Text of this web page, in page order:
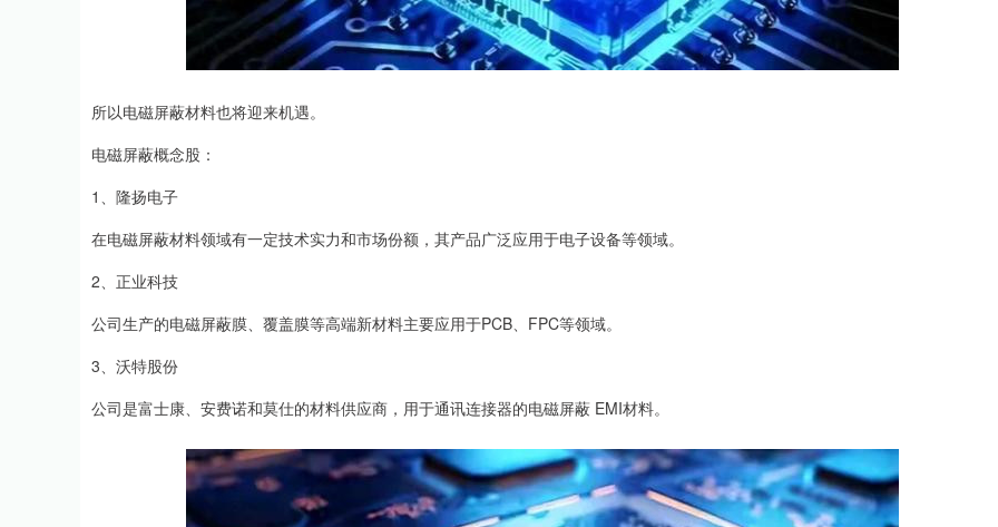
所以电磁屏蔽材料也将迎来机遇。
电磁屏蔽概念股：
1、隆扬电子
在电磁屏蔽材料领域有一定技术实力和市场份额，其产品广泛应用于电子设备等领域。
2、正业科技
公司生产的电磁屏蔽膜、覆盖膜等高端新材料主要应用于PCB、FPC等领域。
3、沃特股份
公司是富士康、安费诺和莫仕的材料供应商，用于通讯连接器的电磁屏蔽 EMI材料。